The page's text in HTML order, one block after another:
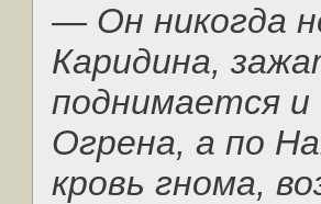
— Он никогда
Каридина,
поднимается и
Огрена, а по
кровь гнома,